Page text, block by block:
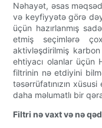
Nəhayət, əsas
və keyfiyyətə görə
üçün hazırlanmış
etmiş seçimlərə
aktivləşdirilmiş
ehtiyacı olanlar üçün
filtrinin nə etdiyini
təsərrüfatınızın
daha məlumatlı bir
Filtri nə vaxt və nə